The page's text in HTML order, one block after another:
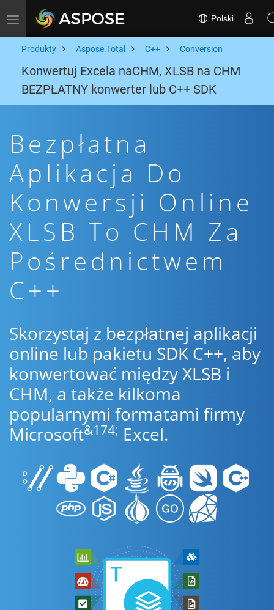
Toggle navigation Polski
Produkty Aspose.Total C++ Conversion
Konwertuj Excela naCHM, XLSB na CHM
BEZPŁATNY konwerter lub C++ SDK
Bezpłatna
Aplikacja Do
Konwersji Online
XLSB To CHM Za
Pośrednictwem
C++
Skorzystaj z bezpłatnej aplikacji
online lub pakietu SDK C++, aby
konwertować między XLSB i
CHM, a także kilkoma
popularnymi formatami firmy
Microsoft&174; Excel.